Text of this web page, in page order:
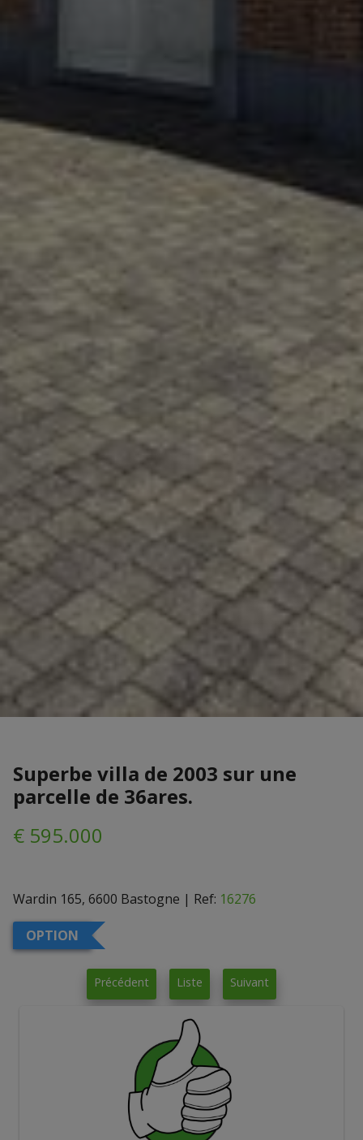
Superbe villa de 2003 sur une
parcelle de 36ares.
€ 595.000
Wardin 165, 6600 Bastogne | Ref: 16276
OPTION
Précédent Liste Suivant